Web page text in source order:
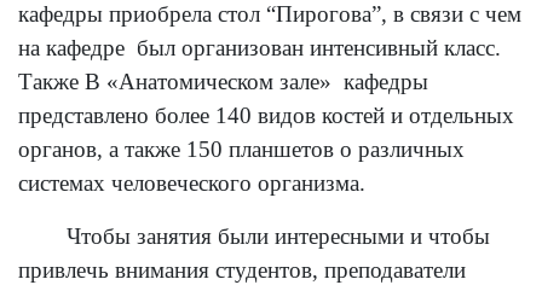
кафедры приобрела стол “Пирогова”, в связи с чем
на кафедре был организован интенсивный класс.
Также В «Анатомическом зале» кафедры
представлено более 140 видов костей и отдельных
органов, а также 150 планшетов о различных
системах человеческого организма.
Чтобы занятия были интересными и чтобы
привлечь внимания студентов, преподаватели